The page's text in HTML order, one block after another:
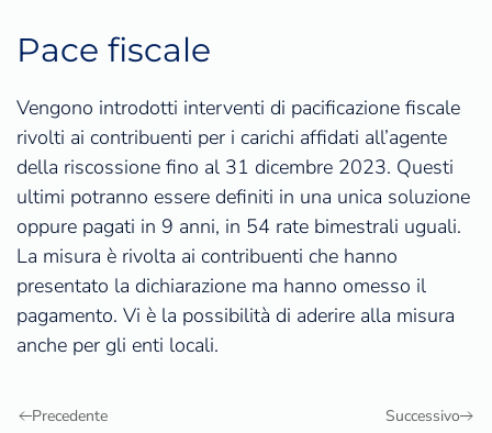
Pace fiscale
Vengono introdotti interventi di pacificazione fiscale
rivolti ai contribuenti per i carichi affidati all’agente
della riscossione fino al 31 dicembre 2023. Questi
ultimi potranno essere definiti in una unica soluzione
oppure pagati in 9 anni, in 54 rate bimestrali uguali.
La misura è rivolta ai contribuenti che hanno
presentato la dichiarazione ma hanno omesso il
pagamento. Vi è la possibilità di aderire alla misura
anche per gli enti locali.
Precedente Successivo